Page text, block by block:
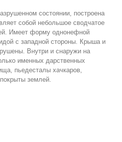
состоянии, построена
собой небольшое сводчатое
Имеет форму однонефной
с западной стороны. Крыша и
Внутри и снаружи на
именных дарственных
пьедесталы хачкаров,
землей.